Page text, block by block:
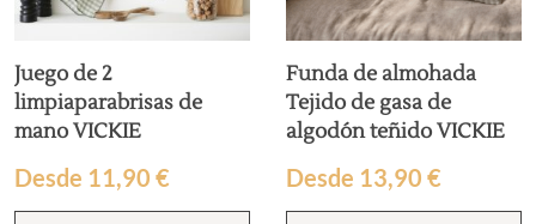
2
de
11,90€
Funda de almohada
Tejido de gasa de
algodón teñido VICKIE
13,90€